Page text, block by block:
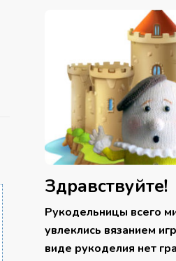
Здравствуйте!
Рукодельницы всего
увлеклись вязанием
виде рукоделия нет